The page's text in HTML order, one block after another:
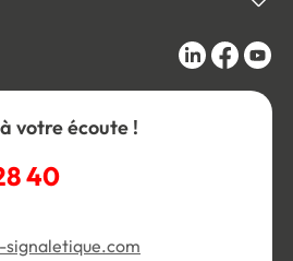
votre écoute !
40